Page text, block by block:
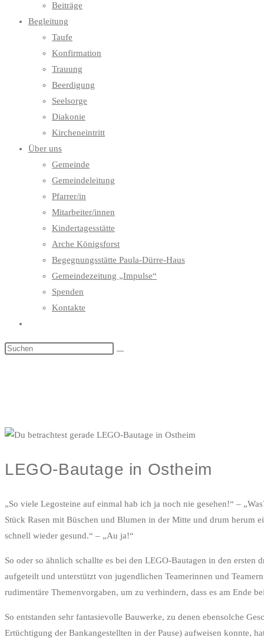
Beiträge
Begleitung
Taufe
Konfirmation
Trauung
Beerdigung
Seelsorge
Diakonie
Kircheneintritt
Über uns
Gemeinde
Gemeindeleitung
Pfarrer/in
Mitarbeiter/innen
Kindertagesstätte
Arche Königsforst
Begegnungsstätte Paula-Dürre-Haus
Gemeindezeitung „Impulse“
Spenden
Kontakte
umschalten
LEGO-Bautage in Ostheim
„So viele Legosteine auf einmal hab ich ja noch nie gesehen!“ –
Stück Rasen mit Büschen und Blumen in der Mitte und drum herum
schnell wieder gesund.“ – „Au ja!“
So oder so ähnlich schallte es bei den LEGO-Bautagen in den
aufgeteilt und unterstützt von jugendlichen Teamerinnen und
rudimentäre Themenvorgaben, um zu verhindern, dass es am Ende
So entstanden sehr fantasievolle Bauwerke, zu denen ebensolche
Ertüchtigung der Bankangestellten in der Pause) aufweisen konnte,